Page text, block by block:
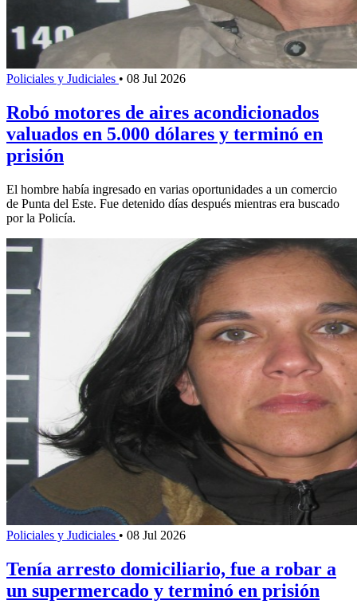
Policiales y Judiciales • 08 Jul 2026
Robó motores de aires acondicionados
valuados en 5.000 dólares y terminó en
prisión
El hombre había ingresado en varias oportunidades a un comercio
de Punta del Este. Fue detenido días después mientras era buscado
por la Policía.
Policiales y Judiciales • 08 Jul 2026
Tenía arresto domiciliario, fue a robar a
un supermercado y terminó en prisión